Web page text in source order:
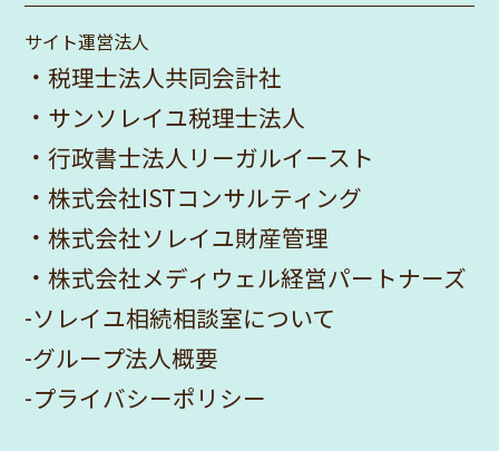
サイト運営法人
・税理士法人共同会計社
・ サンソレイユ税理士法人
・行政書士法人リーガルイースト
・株式会社ISTコンサルティング
・株式会社ソレイユ財産管理
・株式会社メディウェル経営パートナーズ
-ソレイユ相続相談室について
-グループ法人概要
-プライバシーポリシー